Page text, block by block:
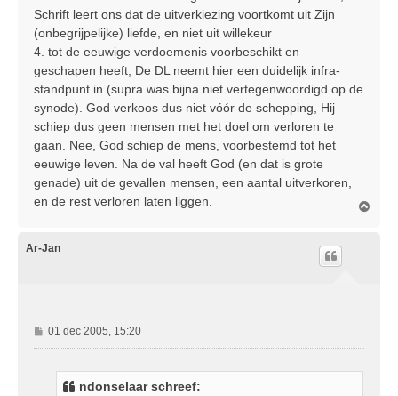
Schrift leert ons dat de uitverkiezing voortkomt uit Zijn
(onbegrijpelijke) liefde, en niet uit willekeur
4. tot de eeuwige verdoemenis voorbeschikt en
geschapen heeft; De DL neemt hier een duidelijk infra-
standpunt in (supra was bijna niet vertegenwoordigd op de
synode). God verkoos dus niet vóór de schepping, Hij
schiep dus geen mensen met het doel om verloren te
gaan. Nee, God schiep de mens, voorbestemd tot het
eeuwige leven. Na de val heeft God (en dat is grote
genade) uit de gevallen mensen, een aantal uitverkoren,
en de rest verloren laten liggen.
Ar-Jan
B
e
01 dec 2005, 15:20
ndonselaar schreef: